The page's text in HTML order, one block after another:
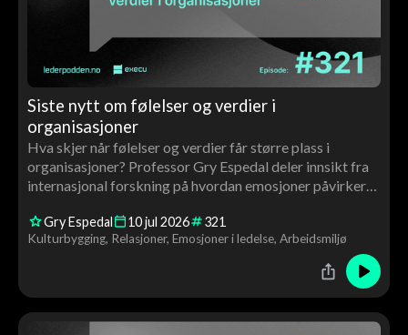
Siste nytt om følelser og verdier i
organisasjoner
Hva skjer når følelser og verdier får større plass i
organisasjoner? Professor Gry Espedal deler innsikt fra
internasjonal forskning på hvordan emosjoner påvirker
hvorfor verdiarbeid handler om langt mer enn ord på
veggen.
Gry Espedal 10jul 2026 321
Kulturbygging Relasjoner Emosjoner i ledelse Arbeidsmiljø